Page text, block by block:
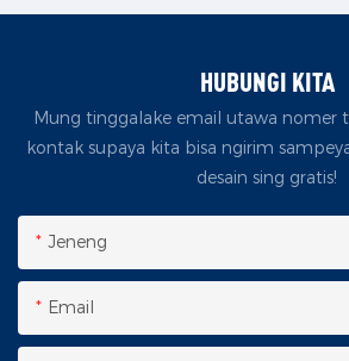
HUBUNGI KITA
Mung tinggalake email utawa nomer
kontak supaya kita bisa ngirim
desain sing gratis!
Jeneng
Email